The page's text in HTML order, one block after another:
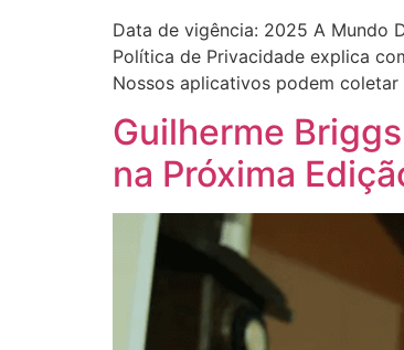
Data de vigência: 2025 A Mundo
Política de Privacidade explica
Nossos aplicativos podem
Guilherme
na Próxima